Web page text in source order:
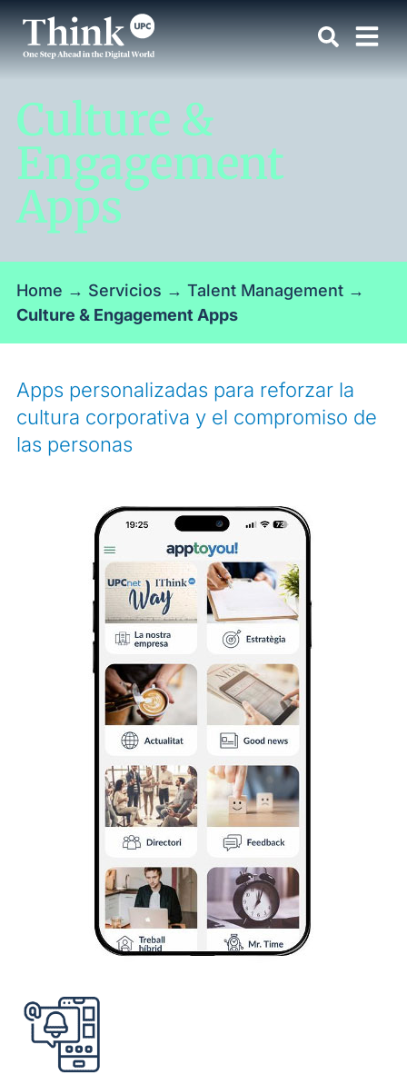
Culture &
Engagement
Apps
Home → Servicios → Talent Management →
Culture & Engagement Apps
Apps personalizadas para reforzar la
cultura corporativa y el compromiso de
las personas